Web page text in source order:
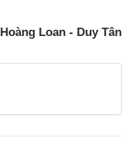
Hoàng Loan - Duy Tân